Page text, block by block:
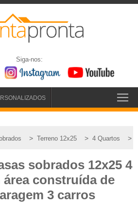
Siga-nos:
> Terreno 12x25 > 4 Quartos >
sobrados 12x25 4
construída de
3 carros